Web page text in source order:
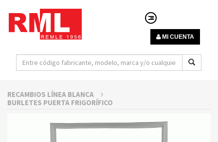
MI CUENTA
RECAMBIOS LÍNEA BLANCA
BURLETES PUERTA FRIGORÍFICO